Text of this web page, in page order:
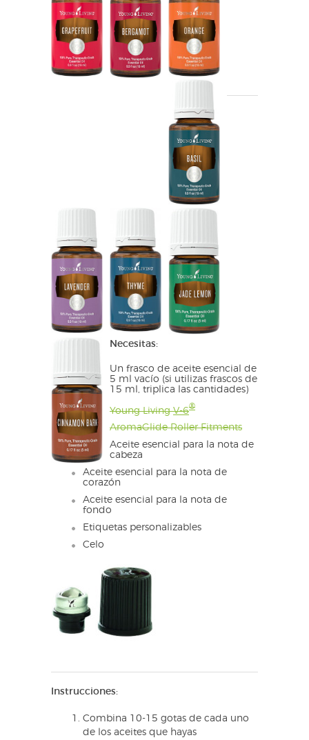
Necesitas:
Un frasco de aceite esencial de
5 ml vacío (si utilizas frascos de
15 ml, triplica las cantidades)
Young LivingV-6®
AromaGlide Roller Fitments
Aceite esencial para la nota de
cabeza
Aceite esencial para la nota de
corazón
Aceite esencial para la nota de
fondo
Etiquetas personalizables
Celo
Instrucciones:
Combina 10-15 gotas de cada uno
de los aceites que hayas